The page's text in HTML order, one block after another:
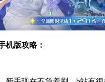
机版攻略：